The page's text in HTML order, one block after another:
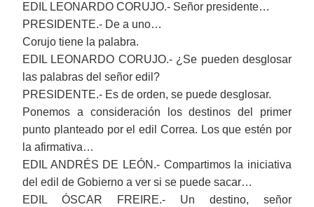
EDIL LEONARDO CORUJO.- Señor presidente…
PRESIDENTE.- De a uno…
Corujo tiene la palabra.
EDIL LEONARDO CORUJO.- ¿Se pueden desglosar
las palabras del señor edil?
PRESIDENTE.- Es de orden, se puede desglosar.
Ponemos a consideración los destinos del primer
punto planteado por el edil Correa. Los que estén por
la afirmativa…
EDIL ANDRÉS DE LEÓN.- Compartimos la iniciativa
del edil de Gobierno a ver si se puede sacar…
EDIL ÓSCAR FREIRE.- Un destino, señor